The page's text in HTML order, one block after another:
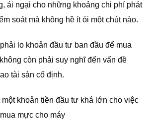
ái ngại cho những khoảng chi phí phát
soát mà không hề ít ỏi một chút nào.
lo khoản đầu tư ban đầu để mua
còn phải suy nghĩ đến vấn đề
tài sản cố định.
khoản tiền đầu tư khá lớn cho việc
mực cho máy